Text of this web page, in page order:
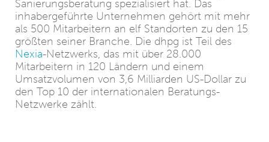
Sanierungsberatung spezialisiert hat. Das
inhabergeführte Unternehmen gehört mit mehr
als 500 Mitarbeitern an elf Standorten zu den 15
größten seiner Branche. Die dhpg ist Teil des
Nexia-Netzwerks, das mit über 28.000
Mitarbeitern in 120 Ländern und einem
Umsatzvolumen von 3,6 Milliarden US-Dollar zu
den Top 10 der internationalen Beratungs-
Netzwerke zählt.